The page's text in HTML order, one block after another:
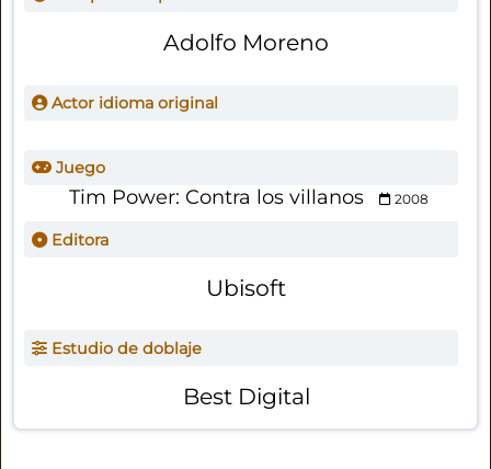
Adolfo Moreno
Actor idioma original
Juego
Tim Power: Contra los villanos 2008
Editora
Ubisoft
Estudio de doblaje
Best Digital